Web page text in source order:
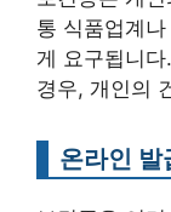
통 식품업계
게 요구됩니
경우, 개인의
온라인 발